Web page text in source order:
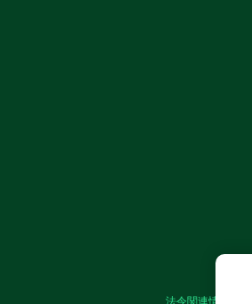
法令関連情報